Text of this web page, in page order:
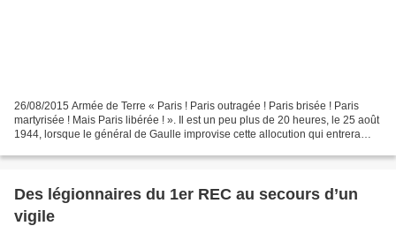
26/08/2015 Armée de Terre « Paris ! Paris outragée ! Paris brisée ! Paris
martyrisée ! Mais Paris libérée ! ». Il est un peu plus de 20 heures, le 25 août
1944, lorsque le général de Gaulle improvise cette allocution qui entrera
Des légionnaires du 1er REC au secours d’un
vigile